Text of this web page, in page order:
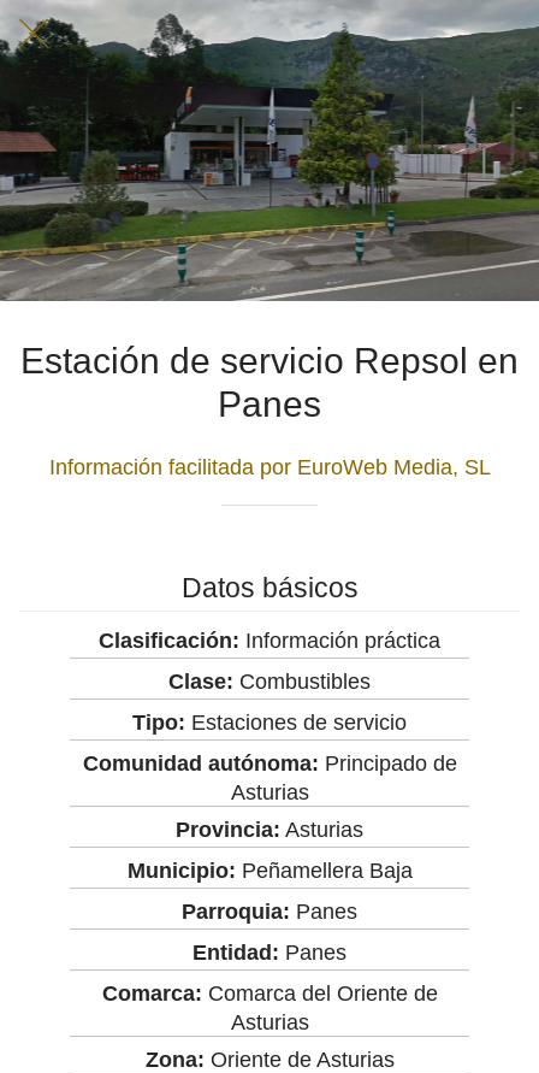
Estación de servicio Repsol en
Panes
Información facilitada por EuroWeb Media, SL
Datos básicos
Clasificación: Información práctica
Clase: Combustibles
Tipo: Estaciones de servicio
Comunidad autónoma: Principado de
Asturias
Provincia: Asturias
Municipio: Peñamellera Baja
Parroquia: Panes
Entidad: Panes
Comarca: Comarca del Oriente de
Asturias
Zona: Oriente de Asturias